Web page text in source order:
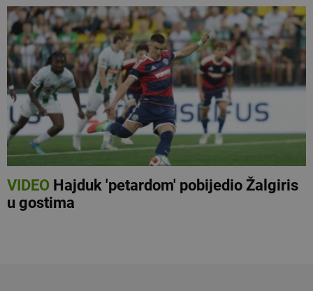
VIDEOHajduk 'petardom' pobijedio Žalgiris
u gostima